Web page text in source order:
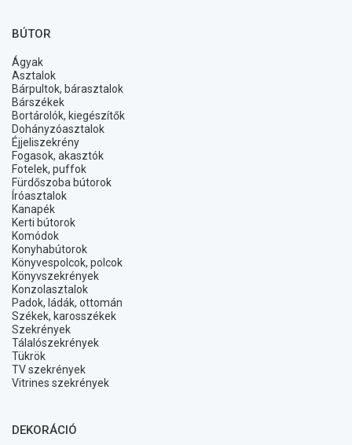
BÚTOR
Ágyak
Asztalok
Bárpultok, bárasztalok
Bárszékek
Bortárolók, kiegészítők
Dohányzóasztalok
Éjjeliszekrény
Fogasok, akasztók
Fotelek, puffok
Fürdőszoba bútorok
Íróasztalok
Kanapék
Kerti bútorok
Komódok
Konyhabútorok
Könyvespolcok, polcok
Könyvszekrények
Konzolasztalok
Padok, ládák, ottomán
Székek, karosszékek
Szekrények
Tálalószekrények
Tükrök
TV szekrények
Vitrines szekrények
DEKORÁCIÓ